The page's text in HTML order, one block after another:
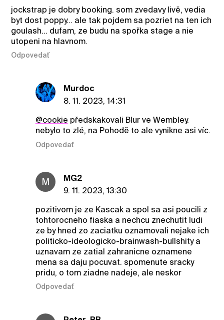
jockstrap je dobry booking. som zvedavy livě, vedia
byt dost poppy... ale tak pojdem sa pozriet na ten ich
goulash... dufam, ze budu na spořka stage a nie
utopeni na hlavnom.
Odpovedať
Murdoc
8. 11. 2023, 14:31
@cookie předskakovali Blur ve Wembley.
nebylo to zlé, na Pohodě to ale vynikne asi víc.
Odpovedať
M
MG2
9. 11. 2023, 13:30
pozitivom je ze Kascak a spol sa asi poucili z
tohtorocneho fiaska a nechcu znechutit ludi
ze by hned zo zaciatku oznamovali nejake ich
politicko-ideologicko-brainwash-bullshity a
uznavam ze zatial zahranicne oznamene
mena sa daju pocuvat. spomenute sracky
pridu, o tom ziadne nadeje, ale neskor
Odpovedať